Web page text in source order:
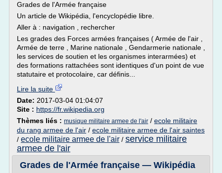
Grades de l'Armée française
Un article de Wikipédia, l'encyclopédie libre.
Aller à : navigation , rechercher
Les grades des Forces armées françaises ( Armée de l'air ,
Armée de terre , Marine nationale , Gendarmerie nationale ,
les services de soutien et les organismes interarmées) et
des formations rattachées sont identiques d'un point de vue
statutaire et protocolaire, car définis...
Lire la suite
Date: 2017-03-04 01:04:07
Site : https://fr.wikipedia.org
Thèmes liés : musique militaire armee de l'air / ecole militaire
du rang armee de l'air / ecole militaire armee de l'air saintes
/ ecole militaire armee de l'air / service militaire
armee de l'air
Grades de l'Armée française — Wikipédia